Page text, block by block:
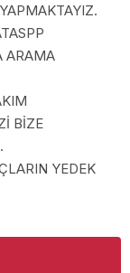
ARAMA
BİZE
YEDEK